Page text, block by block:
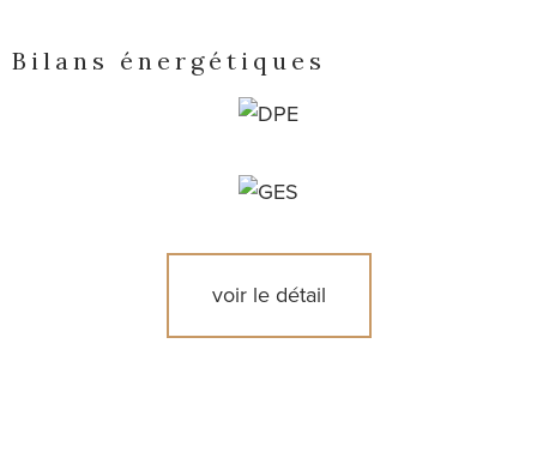
Bilans énergétiques
voir le détail